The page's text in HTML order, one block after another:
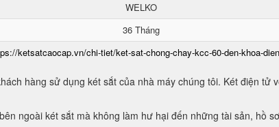
WELKO
36 Tháng
ketsatcaocap.vn/chi-tiet/ket-sat-chong-chay-kcc-60-den-khoa-
hàng sử dụng két sắt của nhà máy chúng tôi. Két điện tử
ngoài két sắt mà không làm hư hại đến những tài sản, hồ